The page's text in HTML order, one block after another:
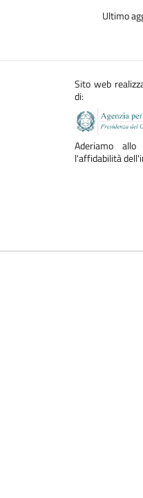
Ultimo
Sito web
di:
Aderiamo allo
l'affidabilità